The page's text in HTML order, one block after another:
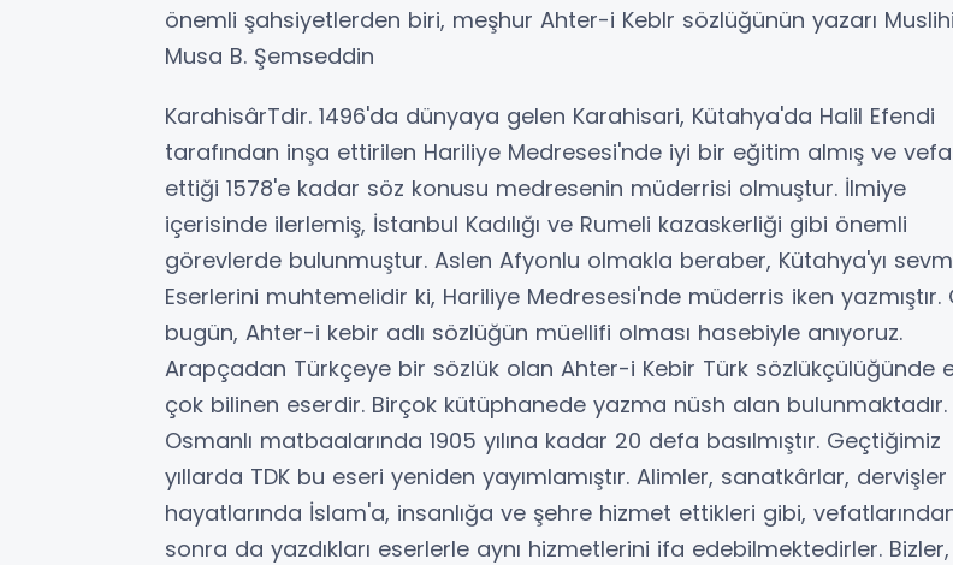
önemli şahsiyetlerden biri, meşhur Ahter-i KebIr sözlüğünün yazarı
Musa B. Şemseddin
KarahisârTdir. 1496'da dünyaya gelen Karahisari, Kütahya'da Halil Efendi
tarafından inşa ettirilen Hariliye Medresesi'nde iyi bir eğitim almış ve
ettiği 1578'e kadar söz konusu medresenin müderrisi olmuştur. İlmiye
içerisinde ilerlemiş, İstanbul Kadılığı ve Rumeli kazaskerliği gibi önemli
görevlerde bulunmuştur. Aslen Afyonlu olmakla beraber, Kütahya'yı
Eserlerini muhtemelidir ki, Hariliye Medresesi'nde müderris iken yazmıştır.
bugün, Ahter-i kebir adlı sözlüğün müellifi olması hasebiyle anıyoruz.
Arapçadan Türkçeye bir sözlük olan Ahter-i Kebir Türk sözlükçülüğünde
çok bilinen eserdir. Birçok kütüphanede yazma nüsh alan bulunmaktadır.
Osmanlı matbaalarında 1905 yılına kadar 20 defa basılmıştır. Geçtiğimiz
yıllarda TDK bu eseri yeniden yayımlamıştır. Alimler, sanatkârlar,
hayatlarında İslam'a, insanlığa ve şehre hizmet ettikleri gibi,
sonra da yazdıkları eserlerle aynı hizmetlerini ifa edebilmektedirler.